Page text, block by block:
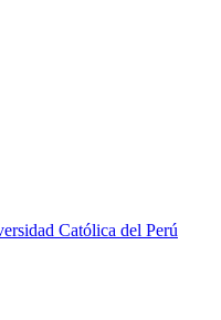
Católica del Perú